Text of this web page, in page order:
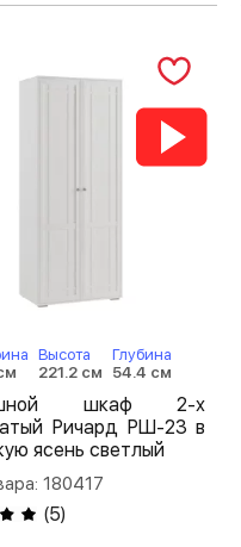
Высота
221.2 см
Глубина
54.4 см
шкаф 2-х
Ричард РШ-23 в
ясень светлый
180417
(5)